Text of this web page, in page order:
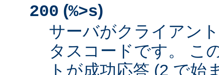
200 (%>s)
サーバがクライアン
タスコードです。 こ
トが成功応答 (2 で始